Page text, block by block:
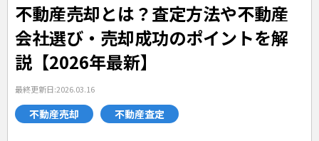
不動産売却とは？査定方法や不動産
会社選び・売却成功のポイントを解
説【2026年最新】
最終更新日:2026.03.16
不動産売却 不動産査定